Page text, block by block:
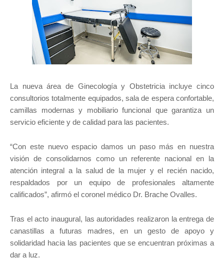
La nueva área de Ginecología y Obstetricia incluye cinco
consultorios totalmente equipados, sala de espera confortable,
camillas modernas y mobiliario funcional que garantiza un
servicio eficiente y de calidad para las pacientes.
“Con este nuevo espacio damos un paso más en nuestra
visión de consolidarnos como un referente nacional en la
atención integral a la salud de la mujer y el recién nacido,
respaldados por un equipo de profesionales altamente
calificados”, afirmó el coronel médico Dr. Brache Ovalles.
Tras el acto inaugural, las autoridades realizaron la entrega de
canastillas a futuras madres, en un gesto de apoyo y
solidaridad hacia las pacientes que se encuentran próximas a
dar a luz.